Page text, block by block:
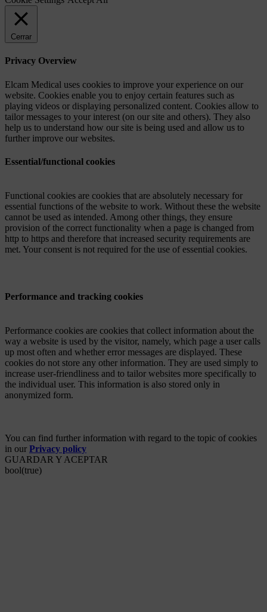
Cerrar
Privacy Overview
Elcam Medical uses cookies to improve your experience on our
website. Cookies enable you to enjoy certain features such as
playing videos or displaying personalized content. Cookies allow to
tailor messages to your interest (on our site and others). They also
help us to understand how our site is being used and allow us to
further improve our websites.
Essential/functional cookies
Functional cookies are cookies that are absolutely necessary for
essential functions of the website to work. Without these the website
cannot be used as intended. Among other things, they ensure
provision of the correct functionality when a page is changed from
http to https and therefore that increased security requirements are
met. Your consent is not required for the use of essential cookies.
Performance and tracking cookies
Performance cookies are cookies that collect information about the
way a website is used by the visitor, namely, which page a user calls
up most often and whether error messages are displayed. These
cookies do not store any other information. They are used simply to
increase user-friendliness and to tailor websites more specifically to
the individual user. This information is also stored only in
anonymized form.
You can find further information with regard to the topic of cookies
in our Privacy policy
GUARDAR Y ACEPTAR
bool(true)